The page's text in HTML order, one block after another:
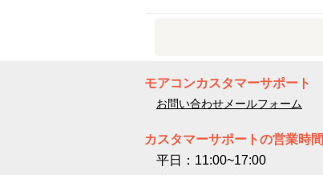
モアコンカスタマーサポート
お問い合わせメールフォーム
カスタマーサポートの営業時間
平日：11:00~17:00